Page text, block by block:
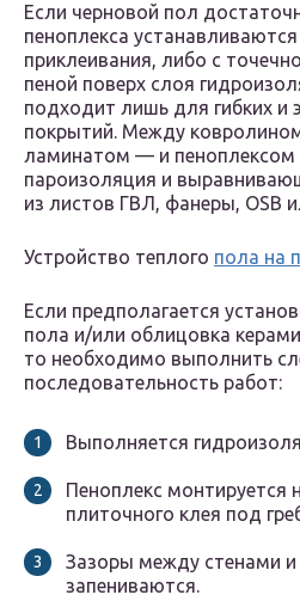
Если черновой пол
пеноплекса устанавливаются
приклеивания, либо с
пеной поверх слоя
подходит лишь для гибких
покрытий. Между
ламинатом — и пеноплексом
пароизоляция и
из листов ГВЛ, фанеры, OSB
Устройство теплого пола на
Если предполагается
пола и/или облицовка
то необходимо выполнить
последовательность работ:
Выполняется
Пеноплекс монтируется
плиточного клея под
Зазоры между стенами
запениваются.